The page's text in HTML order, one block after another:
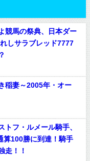
競馬の祭典、日本ダー
しサラブレッド7777
稲妻～2005年・オー
トフ・ルメール騎手、
100勝に到達！騎手
走！！